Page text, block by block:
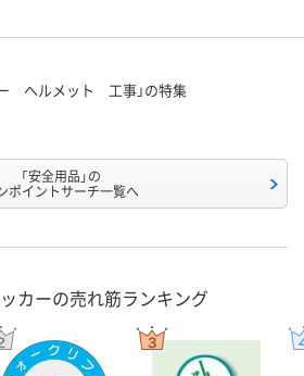
ー ヘルメット 工事」の特集
「安全用品」の
ポイントサーチ一覧へ
カーの売れ筋ランキング